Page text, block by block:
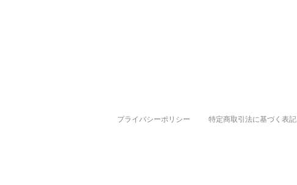
プライバシーポリシー 特定商取引法に基づく表記